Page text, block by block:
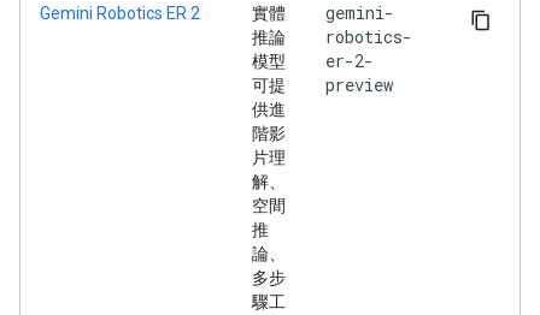
Gemini Robotics ER 2
實體
推論
模型
可提
供進
階影
片理
解、
空間
推
論、
多步
驟工
gemini-
robotics-
er-2-
preview